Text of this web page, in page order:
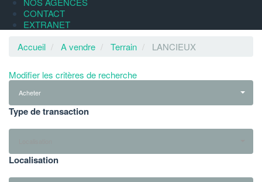
CONTACT
EXTRANET
Accueil
A vendre Terrain LANCIEUX
Modifier les critères de recherche
Acheter
Type de transaction
Localisation